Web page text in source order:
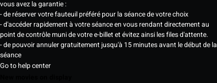
vous avez la garantie :
- de réserver votre fauteuil préféré pour la séance de votre choix
- d'accéder rapidement à votre séance en vous rendant directement au
point de contrôle muni de votre e-billet et évitez ainsi les files d'attente.
- de pouvoir annuler gratuitement jusqu'à 15 minutes avant le début de la
séance
Go to help center